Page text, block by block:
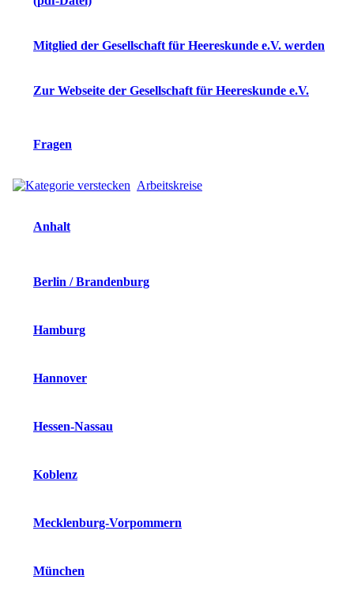
Mitglied der Gesellschaft für Heereskunde e.V. werden
Zur Webseite der Gesellschaft für Heereskunde e.V.
Fragen
Arbeitskreise
Anhalt
Berlin / Brandenburg
Hamburg
Hannover
Hessen-Nassau
Koblenz
Mecklenburg-Vorpommern
München